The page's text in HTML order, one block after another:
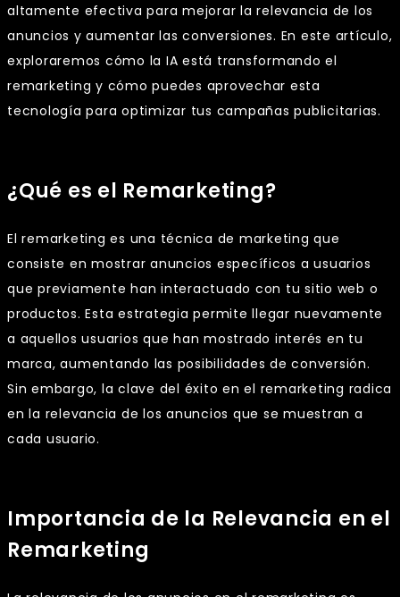
altamente efectiva para mejorar la relevancia de los
anuncios y aumentar las conversiones. En este artículo,
exploraremos cómo la IA está transformando el
remarketing y cómo puedes aprovechar esta
tecnología para optimizar tus campañas publicitarias.
¿Qué es el Remarketing?
El remarketing es una técnica de marketing que
consiste en mostrar anuncios específicos a usuarios
que previamente han interactuado con tu sitio web o
productos. Esta estrategia permite llegar nuevamente
a aquellos usuarios que han mostrado interés en tu
marca, aumentando las posibilidades de conversión.
Sin embargo, la clave del éxito en el remarketing radica
en la relevancia de los anuncios que se muestran a
cada usuario.
Importancia de la Relevancia en el
Remarketing